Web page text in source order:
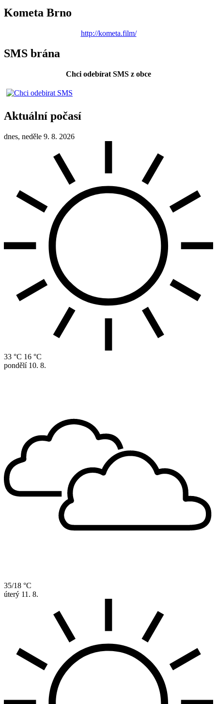
Kometa Brno
http://kometa.film/
SMS brána
Chci odebírat SMS z obce
Aktuální počasí
dnes, neděle 9. 8. 2026
33 °C 16 °C
pondělí 10. 8.
35/18 °C
úterý 11. 8.